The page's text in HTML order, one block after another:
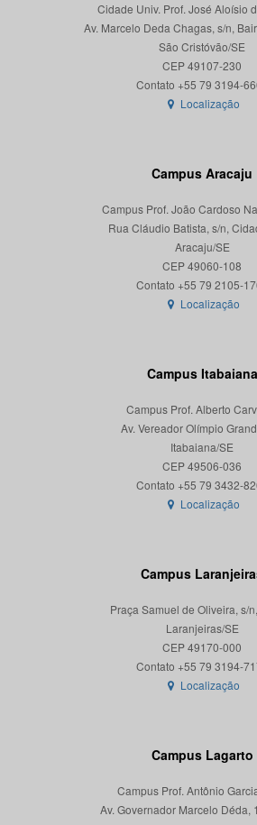
Cidade Univ. Prof. José Aloísio
Av. Marcelo Deda Chagas, s/n,
São Cristóvão/SE
CEP 49107-230
Localização
Campus Aracaju
Campus Prof. João Cardoso
Rua Cláudio Batista, s/n,
Aracaju/SE
CEP 49060-108
Localização
Campus Itabaiana
Campus Prof. Alberto
Av. Vereador Olímpio
Itabaiana/SE
CEP 49506-036
Localização
Campus
Praça Samuel de Oliveira, s/
Laranjeiras/SE
CEP 49170-000
Localização
Campus Lagarto
Campus Prof. Antônio
Av. Governador Marcelo Déda,